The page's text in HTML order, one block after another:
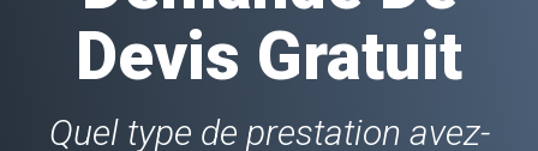
Devis Gratuit
Quel type de prestation avez-